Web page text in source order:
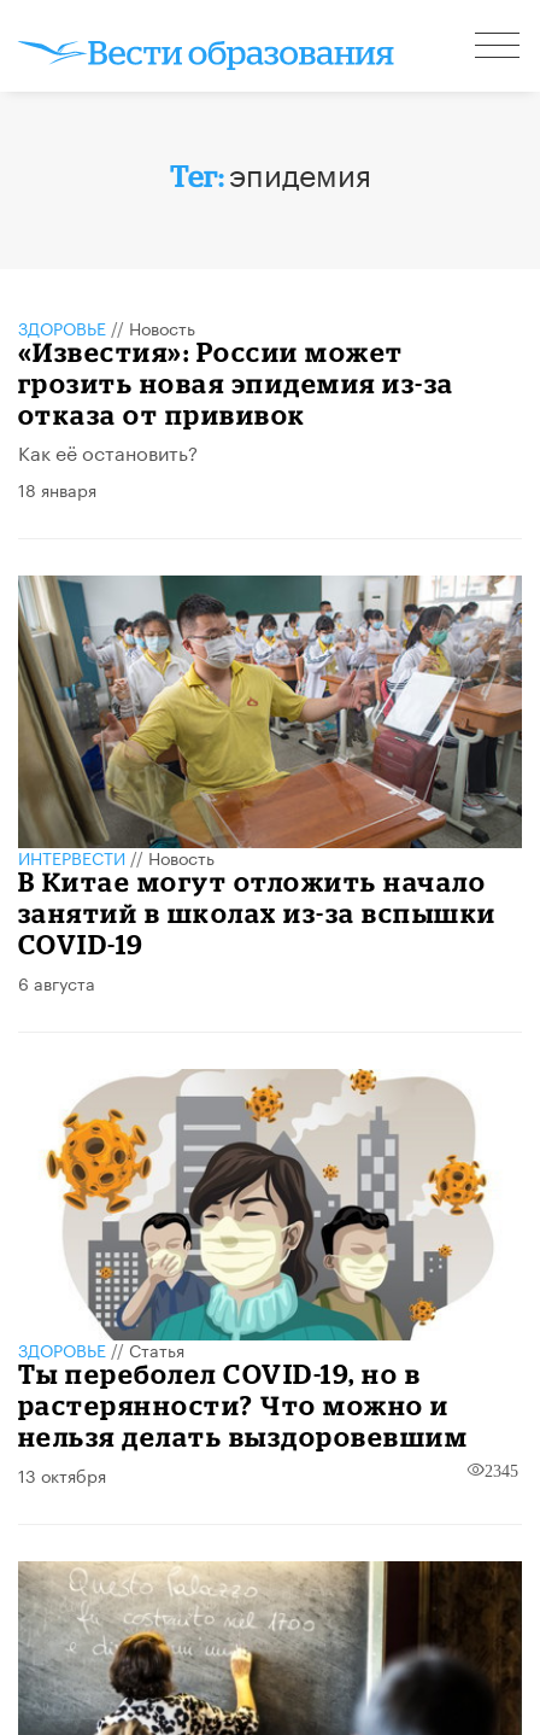
Тег:эпидемия
ЗДОРОВЬЕ // Новость
«Известия»: России может
грозить новая эпидемия из-за
отказа от прививок
Как её остановить?
18 января
ИНТЕРВЕСТИ//Новость
В Китае могут отложить начало
занятий в школах из-за вспышки
COVID-19
6 августа
ЗДОРОВЬЕ //Статья
Ты переболел COVID-19, но в
растерянности? Что можно и
нельзя делать выздоровевшим
13 октября 2345